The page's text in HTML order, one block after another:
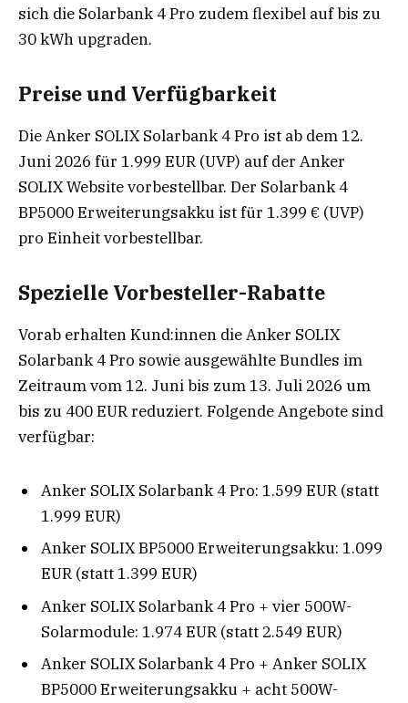
sich die Solarbank 4 Pro zudem flexibel auf bis zu
30 kWh upgraden.
Preise und Verfügbarkeit
Die Anker SOLIX Solarbank 4 Pro ist ab dem 12.
Juni 2026 für 1.999 EUR (UVP) auf der Anker
SOLIX Website vorbestellbar. Der Solarbank 4
BP5000 Erweiterungsakku ist für 1.399 € (UVP)
pro Einheit vorbestellbar.
Spezielle Vorbesteller-Rabatte
Vorab erhalten Kund:innen die Anker SOLIX
Solarbank 4 Pro sowie ausgewählte Bundles im
Zeitraum vom 12. Juni bis zum 13. Juli 2026 um
bis zu 400 EUR reduziert. Folgende Angebote sind
verfügbar:
Anker SOLIX Solarbank 4 Pro: 1.599 EUR (statt
1.999 EUR)
Anker SOLIX BP5000 Erweiterungsakku: 1.099
EUR (statt 1.399 EUR)
Anker SOLIX Solarbank 4 Pro + vier 500W-
Solarmodule: 1.974 EUR (statt 2.549 EUR)
Anker SOLIX Solarbank 4 Pro + Anker SOLIX
BP5000 Erweiterungsakku + acht 500W-